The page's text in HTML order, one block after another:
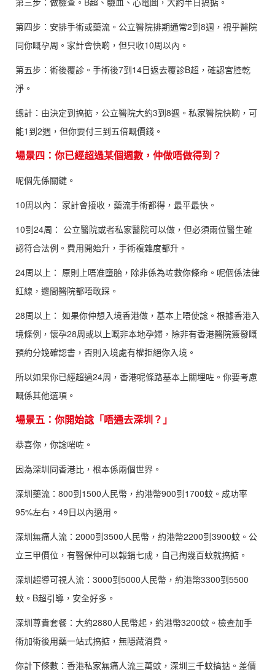
第四步：安排手術或藥流。公立醫院排期通常2到8週，視乎醫院
同你嘅孕周。家計會快啲，但只收10周以內。
第五步：術後覆診。手術後7到14日返去覆診B超，確認宮腔乾
淨。
總計：由決定到搞掂，公立醫院大約3到8週。私家醫院快啲，可
能1到2週，但你要付三到五倍嘅價錢。
場景四：你已經超過某個週數，仲做唔做得到？
呢個先係關鍵。
10周以內： 家計會接收，藥流手術都得，最平最快。
10到24周： 公立醫院或者私家醫院可以做，但必須兩位醫生確
認符合法例。費用開始升，手術複雜度都升。
24周以上： 原則上唔准墮胎，除非係為咗救你條命。呢個係法律
紅線，邊間醫院都唔敢踩。
28周以上： 如果你仲想入境香港做，基本上唔使諗。根據香港入
境條例，懷孕28周或以上嘅非本地孕婦，除非有香港醫院簽發嘅
預約分娩確認書，否則入境處有權拒絕你入境。
所以如果你已經超過24周，香港呢條路基本上關埋咗。你要考慮
嘅係其他選項。
場景五：你開始諗「唔通去深圳？」
恭喜你，你諗啱咗。
因為深圳同香港比，根本係兩個世界。
深圳藥流：800到1500人民幣，約港幣900到1700蚊。成功率
95%左右，49日以內適用。
深圳無痛人流：2000到3500人民幣，約港幣2200到3900蚊。公
立三甲價位，有醫保仲可以報銷七成，自己掏幾百蚊就搞掂。
深圳超導可視人流：3000到5000人民幣，約港幣3300到5500
蚊。B超引導，安全好多。
深圳尊貴套餐：大約2880人民幣起，約港幣3200蚊。檢查加手
術加術後用藥一站式搞掂，無隱藏消費。
你計下條數：香港私家無痛人流三萬蚊，深圳三千蚊搞掂。差價